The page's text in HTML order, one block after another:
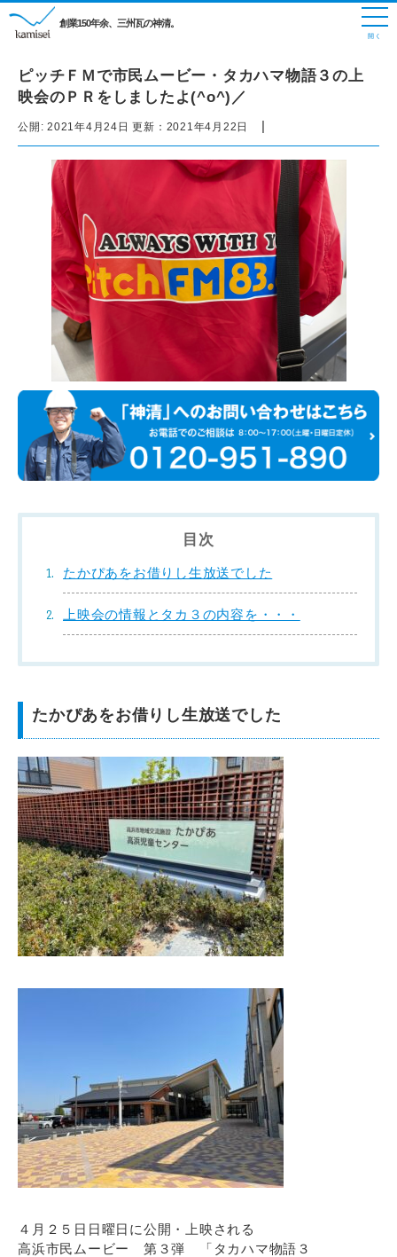
創業150年余、三州瓦の神清。
ピッチＦＭで市民ムービー・タカハマ物語３の上
映会のＰＲをしましたよ(^o^)／
公開: 2021年4月24日 更新： 2021年4月22日 |
目次
たかぴあをお借りし生放送でした
上映会の情報とタカ３の内容を・・・
たかぴあをお借りし生放送でした
４月２５日日曜日に公開・上映される
高浜市民ムービー 第３弾 「タカハマ物語３